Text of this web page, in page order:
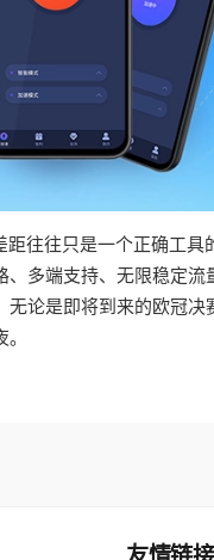
往往只是一个正确工
、多端支持、无限稳定
论是即将到来的欧冠